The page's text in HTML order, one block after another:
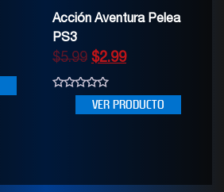
Acción Aventura Pelea
PS3
$5.99 $2.99
VER PRODUCTO